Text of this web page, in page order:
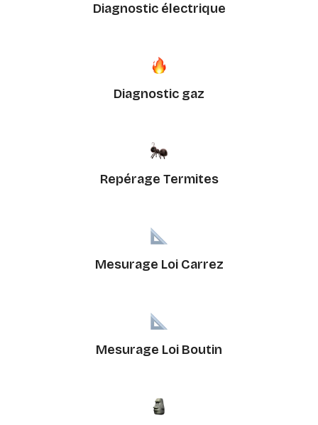
Diagnostic électrique
Diagnostic gaz
Repérage Termites
Mesurage Loi Carrez
Mesurage Loi Boutin